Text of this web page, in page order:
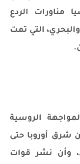
مناورات الردع
التي تمت
الروسية
شرق أوروبا حتى
وأن نشر قوات